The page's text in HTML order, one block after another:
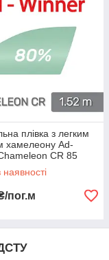
плівка з легким
хамелеону Ad-
CR 85
пог.м